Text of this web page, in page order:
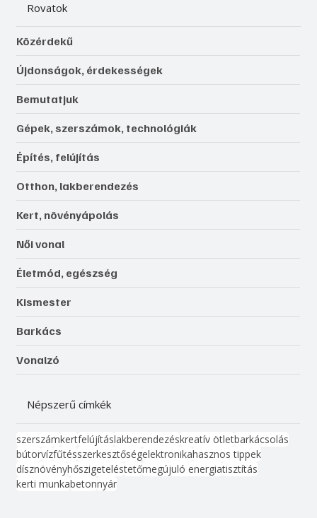
Rovatok
Közérdekű
Újdonságok, érdekességek
Bemutatjuk
Gépek, szerszámok, technológiák
Építés, felújítás
Otthon, lakberendezés
Kert, növényápolás
Női vonal
Életmód, egészség
Kismester
Barkács
Vonalzó
Népszerű címkék
szerszámkertfelújításlakberendezéskreatív ötletbarkácsolás
bútorvízfűtésszerkesztőségelektronikahasznos tippek
dísznövényhőszigeteléstetőmegújuló energiatisztítás
kerti munkabetonnyár